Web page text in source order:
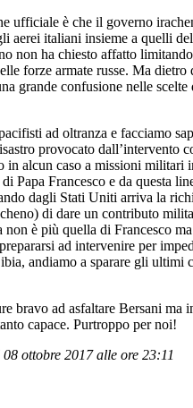
ufficiale è che il governo
aerei italiani insieme a quelli
non ha chiesto affatto
forze armate russe. Ma dietro
grande confusione nelle scelte
ad oltranza e facciamo
provocato dall’intervento
in alcun caso a missioni militari
Papa Francesco e da questa
dagli Stati Uniti arriva la
di dare un contributo
non è più quella di Francesco
ad intervenire per
andiamo a sparare gli ultimi
bravo ad asfaltare Bersani ma
capace. Purtroppo per noi!
ottobre 2017 alle ore 23:11